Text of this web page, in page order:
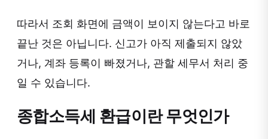
따라서 조회 화면에 금액이 보이지 않는다고 바로
끝난 것은 아닙니다. 신고가 아직 제출되지 않았
거나, 계좌 등록이 빠졌거나, 관할 세무서 처리 중
일 수 있습니다.
종합소득세 환급이란 무엇인가